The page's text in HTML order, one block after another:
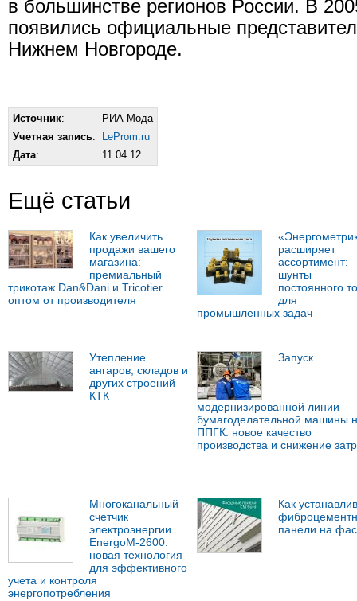
в большинстве регионов России. В
появились официальные
Нижнем Новгороде.
Источник:
РИА Мода
Учетная запись:
LeProm.ru
Дата: 11.04.12
Ещё статьи
Как увеличить
продажи вашего
магазина:
премиальный
трикотаж Dan&Dani и Tricotier
оптом от производителя
расширяет
ассортимент:
шунты
постоянного
для
промышленных задач
Утепление
ангаров, складов и
других строений
КТК
Запуск
модернизированной линии
бумагоделательной машины
ППГК: новое качество
производства и снижение
Многоканальный
счетчик
электроэнергии
EnergoM-2600:
новая технология
для эффективного
учета и контроля
энергопотребления
Как
панели на